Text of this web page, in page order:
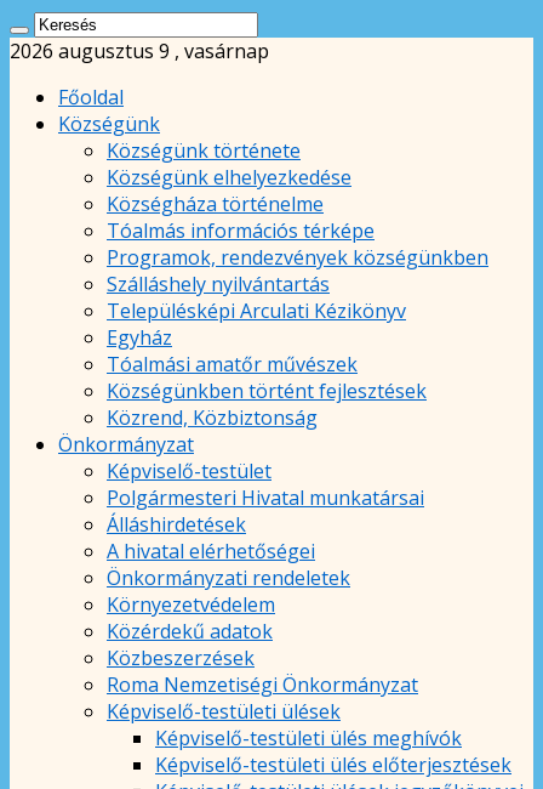
2026 augusztus 9 , vasárnap
Főoldal
Községünk
Községünk története
Községünk elhelyezkedése
Községháza történelme
Tóalmás információs térképe
Programok, rendezvények községünkben
Szálláshely nyilvántartás
Településképi Arculati Kézikönyv
Egyház
Tóalmási amatőr művészek
Községünkben történt fejlesztések
Közrend, Közbiztonság
Önkormányzat
Képviselő-testület
Polgármesteri Hivatal munkatársai
Álláshirdetések
A hivatal elérhetőségei
Önkormányzati rendeletek
Környezetvédelem
Közérdekű adatok
Közbeszerzések
Roma Nemzetiségi Önkormányzat
Képviselő-testületi ülések
Képviselő-testületi ülés meghívók
Képviselő-testületi ülés előterjesztések